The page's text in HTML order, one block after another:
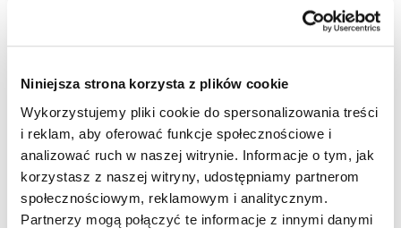
Niniejsza strona korzysta z plików cookie
Wykorzystujemy pliki cookie do spersonalizowania treści
i reklam, aby oferować funkcje społecznościowe i
analizować ruch w naszej witrynie. Informacje o tym, jak
korzystasz z naszej witryny, udostępniamy partnerom
społecznościowym, reklamowym i analitycznym.
Partnerzy mogą połączyć te informacje z innymi danymi
wysoki standard wykończenia, garaże podziemne
spełnią wymagania nawet najbardziej wymagających
DOWIEDZ SIĘ WIĘCEJ O LOKALIZACJI
więcej
ZALETY LOKALIZACJI
lokalizacja w centrum
nowoczesna architektura
piękne widoki na Rzeszów